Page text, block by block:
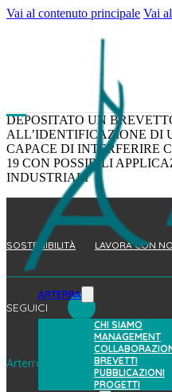
Vai al contenuto principale Vai
ARTERRA
CHI SIAMO
MANAGEMENT
BREVETTI
PUBBLICAZIONI
PROGETTI
DEPOSITATO UN
ALL’IDENTIFICAZIONE DI
CAPACE DI INTERFERIRE
19 CON POSSIBILI
INDUSTRIALI
SOSTENIBILITÀ LAVORA CON
SEGUICI
Arterra Bioscience S.p.A.